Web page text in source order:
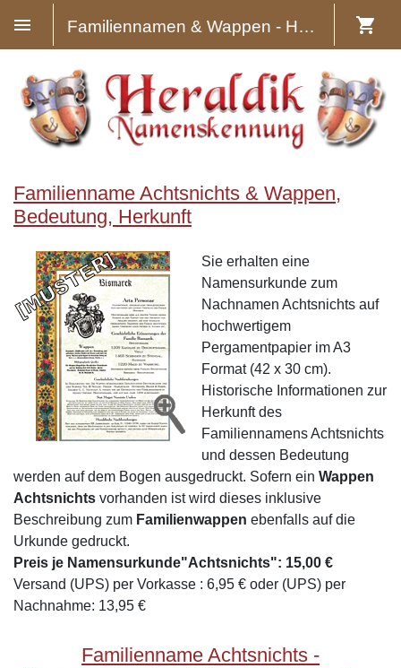
Familiennamen & Wappen - Heraldik
Familienname Achtsnichts & Wappen,
Bedeutung, Herkunft
Sie erhalten eine
Namensurkunde zum
Nachnamen Achtsnichts auf
hochwertigem
Pergamentpapier im A3
Format (42 x 30 cm).
Historische Informationen zur
Herkunft des
Familiennamens Achtsnichts
und dessen Bedeutung
werden auf dem Bogen ausgedruckt. Sofern ein Wappen
Achtsnichts vorhanden ist wird dieses inklusive
Beschreibung zum Familienwappen ebenfalls auf die
Urkunde gedruckt.
Preis je Namensurkunde"Achtsnichts": 15,00 €
Versand (UPS) per Vorkasse : 6,95 € oder (UPS) per
Nachnahme: 13,95 €
Familienname Achtsnichts -